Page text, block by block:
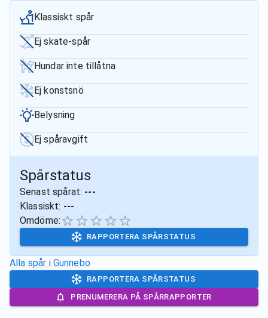
Klassiskt spår
Ej skate-spår
Hundar inte tillåtna
Ej konstsnö
Belysning
Ej spåravgift
Spårstatus
Senast spårat: ---
Klassiskt: ---
Omdöme:
RAPPORTERA SPÅRSTATUS
Alla spår i Gunnebo
RAPPORTERA SPÅRSTATUS
PRENUMERERA PÅ SPÅRRAPPORTER